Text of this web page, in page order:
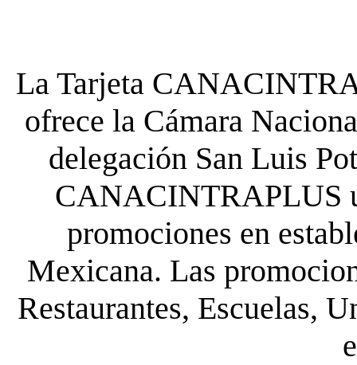
La Tarjeta
ofrece la Cámara
delegación San Luis
CANACINTRAPLUS
promociones en
Mexicana. Las
Restaurantes, Escuelas,